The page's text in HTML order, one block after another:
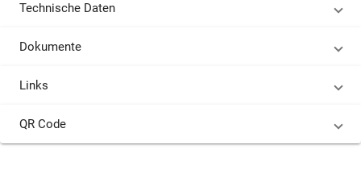
Technische Daten
Dokumente
Links
QR Code